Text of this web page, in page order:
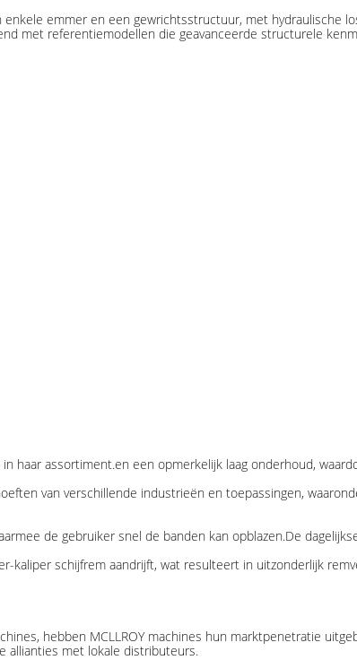
emmer en een gewrichtsstructuur, met hydraulische
met referentiemodellen die geavanceerde structurele
haar assortiment.en een opmerkelijk laag onderhoud,
van verschillende industrieën en toepassingen,
de gebruiker snel de banden kan opblazen.De
schijfrem aandrijft, wat resulteert in uitzonderlijk
hebben MCLLROY machines hun marktpenetratie
allianties met lokale distributeurs.